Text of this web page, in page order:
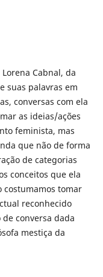
Cabnal, da
suas palavras em
conversas com ela
as ideias/ações
feminista, mas
que não de forma
de categorias
conceitos que ela
costumamos tomar
reconhecido
conversa dada
mestiça da